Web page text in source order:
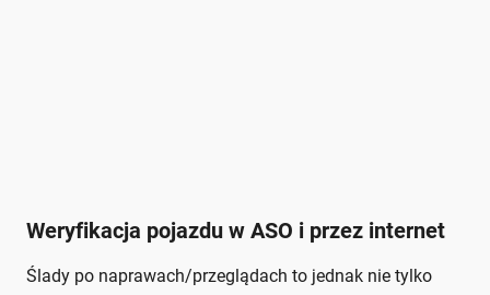
Weryfikacja pojazdu w ASO i przez internet
Ślady po naprawach/przeglądach to jednak nie tylko